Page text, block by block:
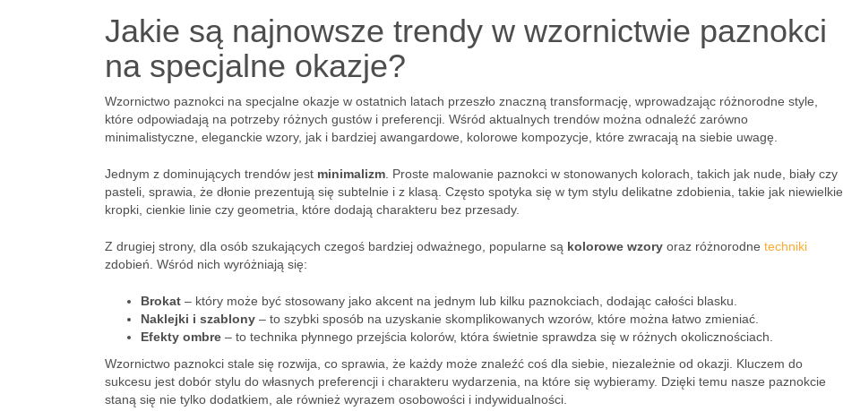
Jakie są najnowsze trendy w wzornictwie paznokci
na specjalne okazje?
Wzornictwo paznokci na specjalne okazje w ostatnich latach przeszło znaczną transformację, wprowadzając różnorodne style,
które odpowiadają na potrzeby różnych gustów i preferencji. Wśród aktualnych trendów można odnaleźć zarówno
minimalistyczne, eleganckie wzory, jak i bardziej awangardowe, kolorowe kompozycje, które zwracają na siebie uwagę.
Jednym z dominujących trendów jest minimalizm . Proste malowanie paznokci w stonowanych kolorach, takich jak nude, biały czy
pasteli, sprawia, że dłonie prezentują się subtelnie i z klasą. Często spotyka się w tym stylu delikatne zdobienia, takie jak niewielkie
kropki, cienkie linie czy geometria, które dodają charakteru bez przesady.
Z drugiej strony, dla osób szukających czegoś bardziej odważnego, popularne są kolorowe wzory oraz różnorodne techniki
zdobień. Wśród nich wyróżniają się:
Brokat – który może być stosowany jako akcent na jednym lub kilku paznokciach, dodając całości blasku.
Naklejki i szablony – to szybki sposób na uzyskanie skomplikowanych wzorów, które można łatwo zmieniać.
Efekty ombre – to technika płynnego przejścia kolorów, która świetnie sprawdza się w różnych okolicznościach.
Wzornictwo paznokci stale się rozwija, co sprawia, że każdy może znaleźć coś dla siebie, niezależnie od okazji. Kluczem do
sukcesu jest dobór stylu do własnych preferencji i charakteru wydarzenia, na które się wybieramy. Dzięki temu nasze paznokcie
staną się nie tylko dodatkiem, ale również wyrazem osobowości i indywidualności.